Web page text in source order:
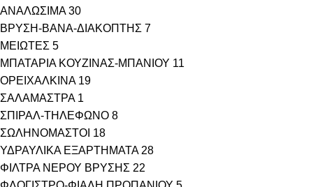
ΑΝΑΛΩΣΙΜΑ 30
ΒΡΥΣΗ-ΒΑΝΑ-ΔΙΑΚΟΠΤΗΣ 7
ΜΕΙΩΤΕΣ 5
ΜΠΑΤΑΡΙΑ ΚΟΥΖΙΝΑΣ-ΜΠΑΝΙΟΥ 11
ΟΡΕΙΧΑΛΚΙΝΑ 19
ΣΑΛΑΜΑΣΤΡΑ 1
ΣΠΙΡΑΛ-ΤΗΛΕΦΩΝΟ 8
ΣΩΛΗΝΟΜΑΣΤΟΙ 18
ΥΔΡΑΥΛΙΚΑ ΕΞΑΡΤΗΜΑΤΑ 28
ΦΙΛΤΡΑ ΝΕΡΟΥ ΒΡΥΣΗΣ 22